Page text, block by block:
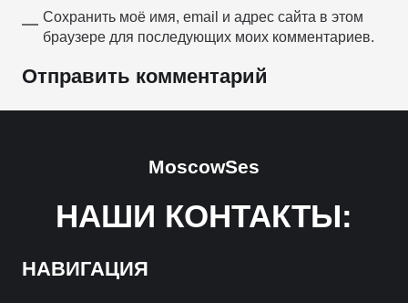
Сохранить моё имя, email и адрес сайта в этом
браузере для последующих моих комментариев.
Отправить комментарий
НАШИ КОНТАКТЫ:
MoscowSes
НАВИГАЦИЯ